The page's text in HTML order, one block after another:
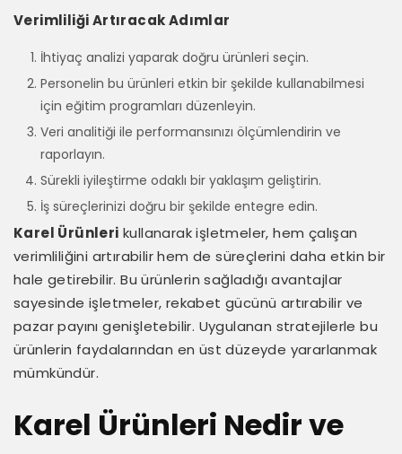
Verimliliği Artıracak Adımlar
İhtiyaç analizi yaparak doğru ürünleri seçin.
Personelin bu ürünleri etkin bir şekilde kullanabilmesi
için eğitim programları düzenleyin.
Veri analitiği ile performansınızı ölçümlendirin ve
raporlayın.
Sürekli iyileştirme odaklı bir yaklaşım geliştirin.
İş süreçlerinizi doğru bir şekilde entegre edin.
Karel Ürünleri kullanarak işletmeler, hem çalışan
verimliliğini artırabilir hem de süreçlerini daha etkin bir
hale getirebilir. Bu ürünlerin sağladığı avantajlar
sayesinde işletmeler, rekabet gücünü artırabilir ve
pazar payını genişletebilir. Uygulanan stratejilerle bu
ürünlerin faydalarından en üst düzeyde yararlanmak
mümkündür.
Karel Ürünleri Nedir ve